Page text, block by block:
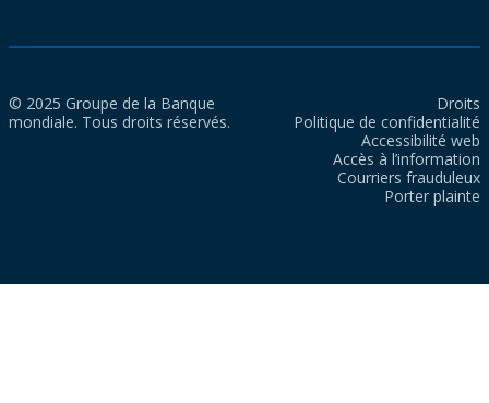
© 2025 Groupe de la Banque
mondiale. Tous droits réservés.
Droits
Politique de confidentialité
Accessibilité web
Accès à l’information
Courriers frauduleux
Porter plainte